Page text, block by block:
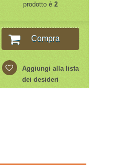
prodotto è 2
Compra
Aggiungi alla lista
dei desideri